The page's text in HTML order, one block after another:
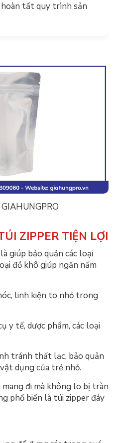
tất quy trình sản
ZIPPER TIỆN LỢI
giúp bảo quản các loại
đồ khô giúp ngăn nấm
linh kiện to nhỏ trong
y tế, dược phẩm, các loại
tránh thất lạc, bảo quản
dụng của trẻ nhỏ.
đi mà không lo bị tràn
phổ biến là túi zipper đáy